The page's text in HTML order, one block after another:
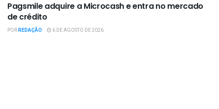
Pagsmile adquire a Microcash e entra no mercado
de crédito
PORREDAÇÃO 6 DE AGOSTO DE 2026